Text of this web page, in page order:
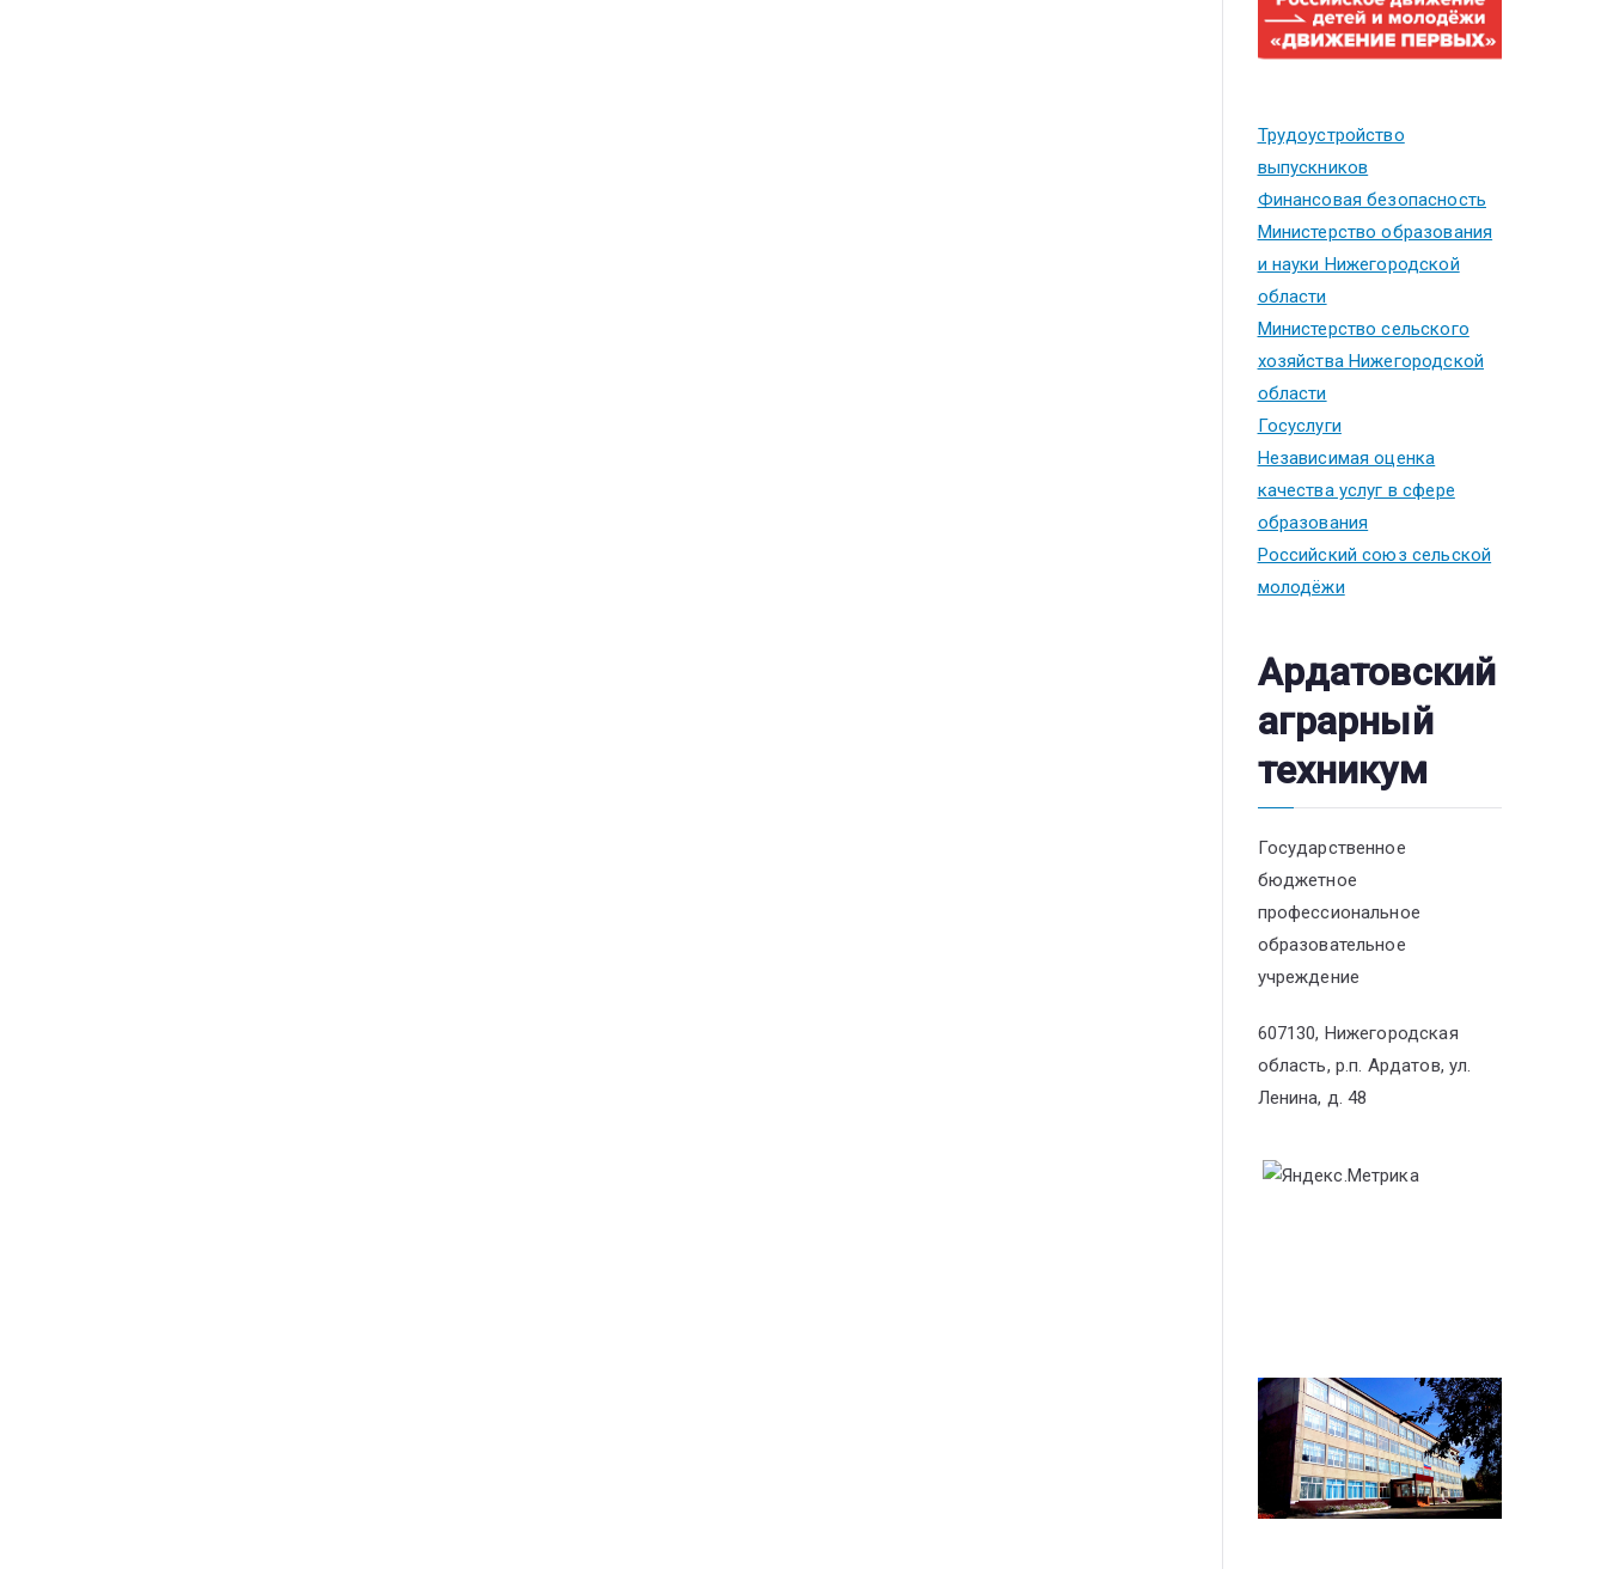
Трудоустройство
выпускников
Финансовая безопасность
Министерство образования
и науки Нижегородской
области
Министерство сельского
хозяйства Нижегородской
области
Госуслуги
Независимая оценка
качества услуг в сфере
образования
Российский союз сельской
молодёжи
Ардатовский
аграрный
техникум
Государственное
бюджетное
профессиональное
образовательное
учреждение
607130, Нижегородская
область, р.п. Ардатов, ул.
Ленина, д. 48